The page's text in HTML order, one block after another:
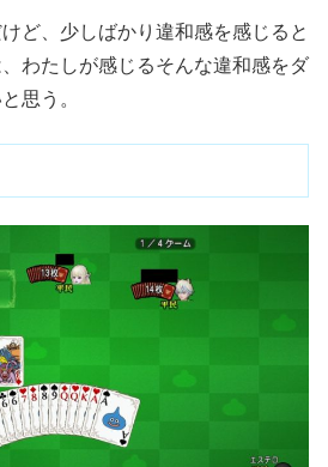
ど、少しばかり違和感を感じると
わたしが感じるそんな違和感をダ
思う。